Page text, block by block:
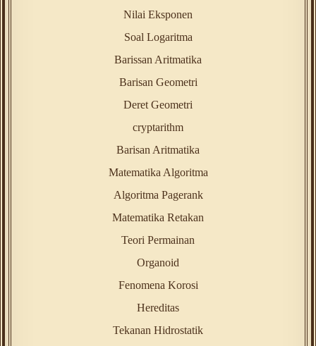
Nilai Eksponen
Soal Logaritma
Barissan Aritmatika
Barisan Geometri
Deret Geometri
cryptarithm
Barisan Aritmatika
Matematika Algoritma
Algoritma Pagerank
Matematika Retakan
Teori Permainan
Organoid
Fenomena Korosi
Hereditas
Tekanan Hidrostatik